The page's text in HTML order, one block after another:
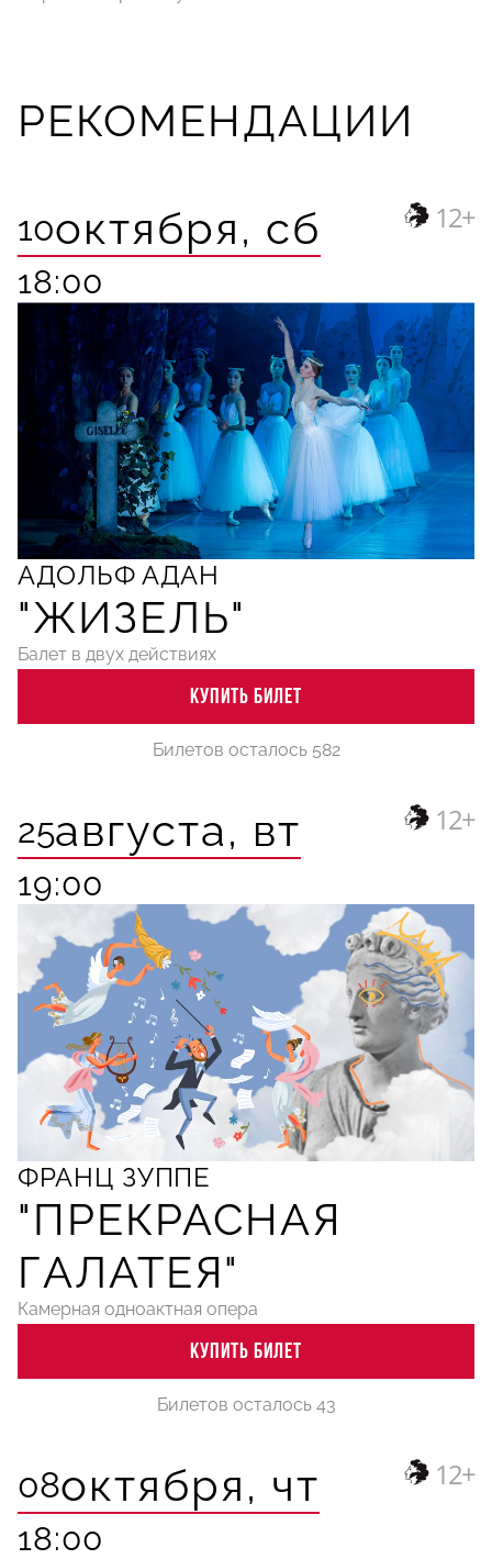
РЕКОМЕНДАЦИИ
10октября, сб
18:00
АДОЛЬФ АДАН
"ЖИЗЕЛЬ"
Балет в двух действиях
12+
КУПИТЬ БИЛЕТ
Билетов осталось 582
25августа, вт
19:00
ФРАНЦ ЗУППЕ
"ПРЕКРАСНАЯ
ГАЛАТЕЯ"
Камерная одноактная опера
12+
КУПИТЬ БИЛЕТ
Билетов осталось 43
08октября, чт
18:00
12+